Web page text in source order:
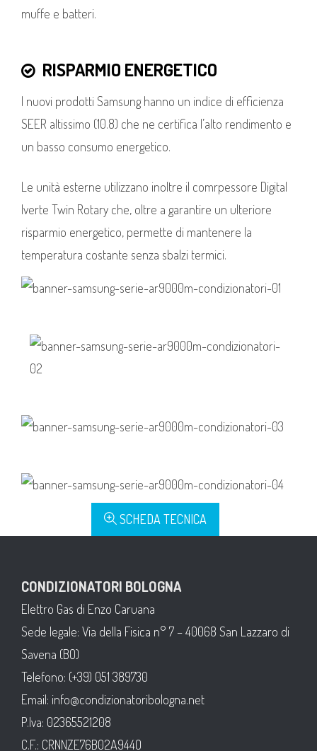
muffe e batteri.
RISPARMIO ENERGETICO
I nuovi prodotti Samsung hanno un indice di efficienza
SEER altissimo (10.8) che ne certifica l’alto rendimento e
un basso consumo energetico.
Le unità esterne utilizzano inoltre il comrpessore Digital
Iverte Twin Rotary che, oltre a garantire un ulteriore
risparmio energetico, permette di mantenere la
temperatura costante senza sbalzi termici.
SCHEDA TECNICA
CONDIZIONATORI BOLOGNA
Elettro Gas di Enzo Caruana
Sede legale: Via della Fisica n° 7 – 40068 San Lazzaro di
Savena (BO)
Telefono: (+39) 051 389730
Email: info@condizionatoribologna.net
P.Iva: 02365521208
C.F.: CRNNZE76B02A944O